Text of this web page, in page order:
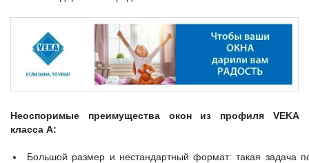
Неоспоримые преимущества окон из профиля VEKA
класса А:
Большой размер и нестандартный формат: такая задача